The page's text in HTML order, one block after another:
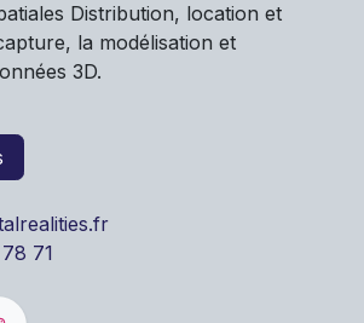
Distribution, location et
la modélisation et
3D.
71